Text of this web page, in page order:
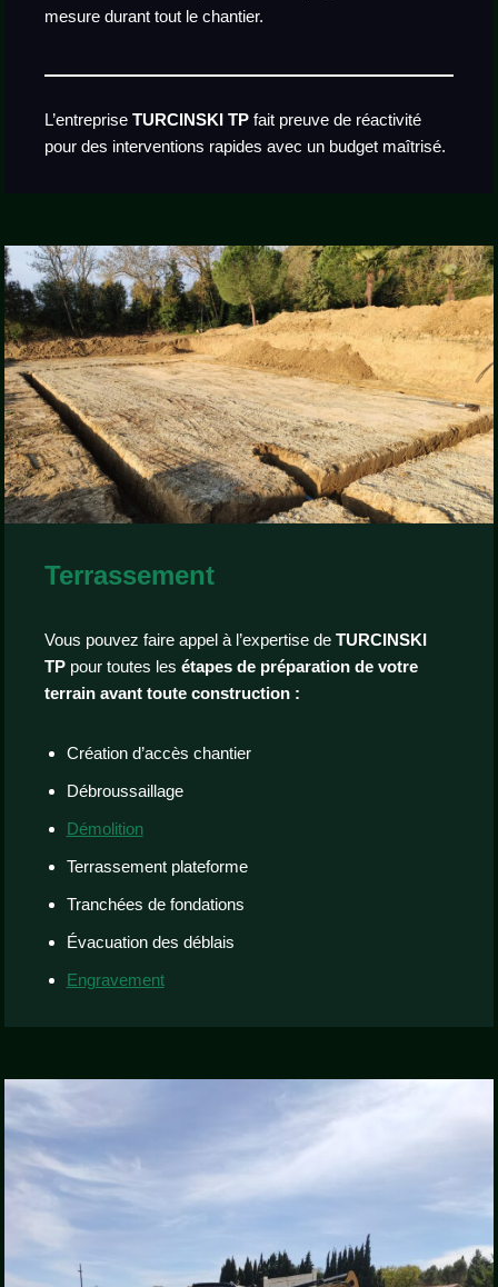
mesure durant tout le chantier.
L’entreprise TURCINSKI TPfait preuve de réactivité
pour des interventions rapides avec un budget maîtrisé.
Terrassement
Vous pouvez faire appel à l’expertise de TURCINSKI
TPpour toutes les étapes de préparation de votre
terrain avant toute construction :
Création d’accès chantier
Débroussaillage
Démolition
Terrassement plateforme
Tranchées de fondations
Évacuation des déblais
Engravement